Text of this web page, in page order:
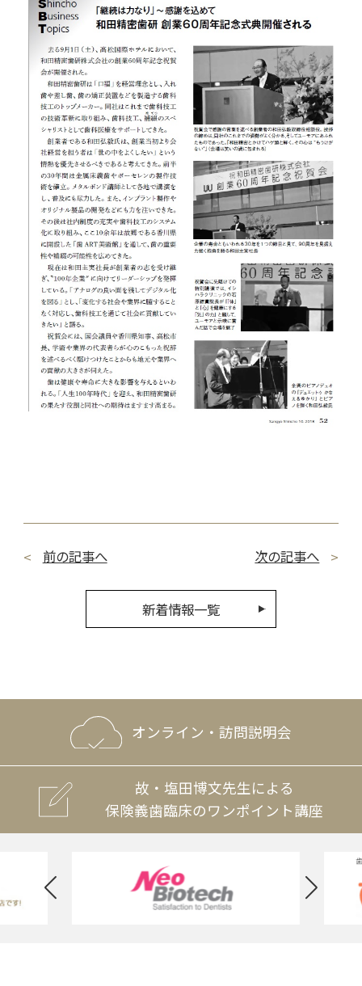
前の記事へ 次の記事へ
新着情報一覧
オンライン・訪問説明会
故・塩田博文先生による
保険義歯臨床のワンポイント講座